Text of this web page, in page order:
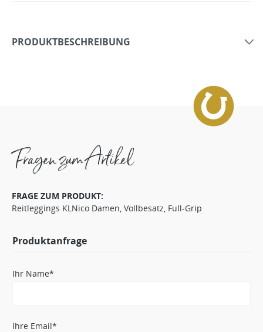
PRODUKTBESCHREIBUNG
Fragen zum Artikel
FRAGE ZUM PRODUKT:
Reitleggings KLNico Damen, Vollbesatz, Full-Grip
Produktanfrage
Ihr Name*
Ihre Email*